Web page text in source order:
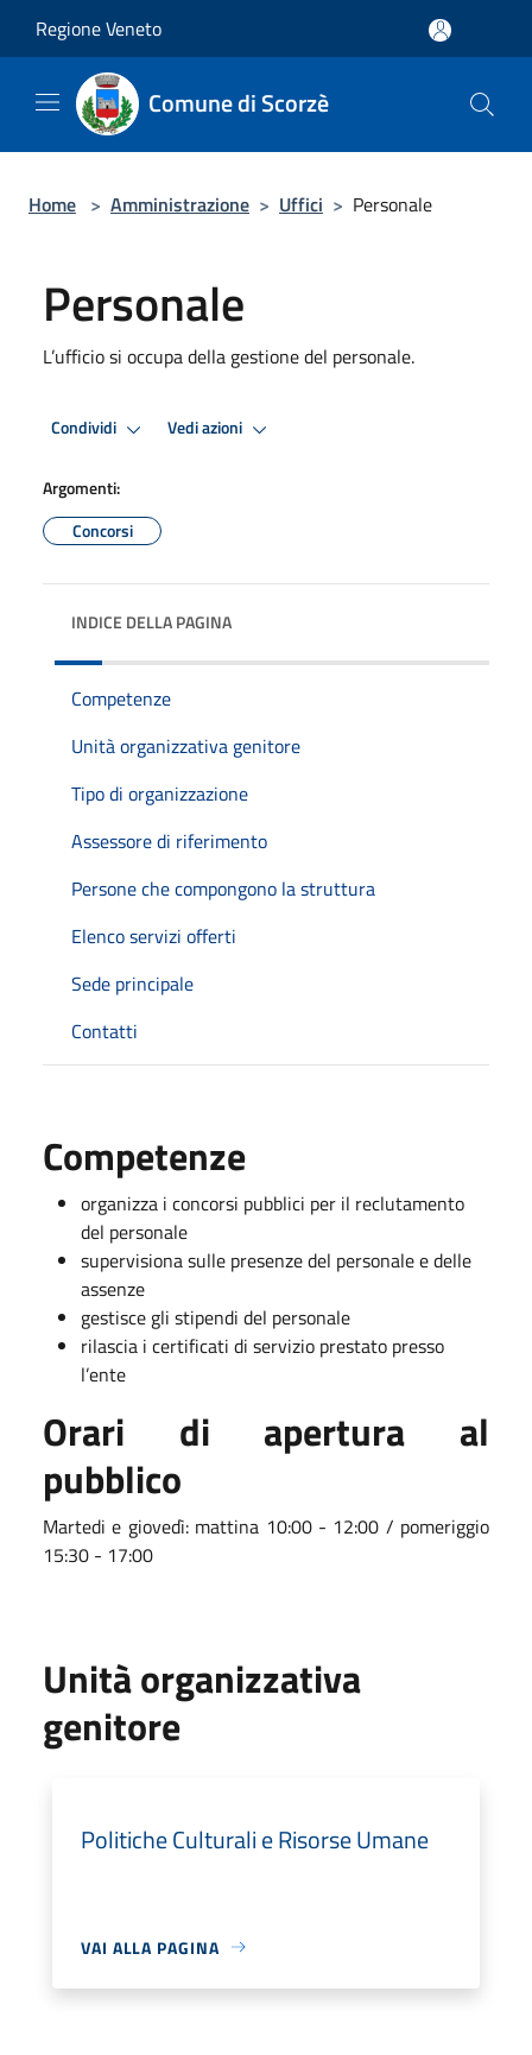
Regione Veneto
Comune di Scorzè
Home > Amministrazione > Uffici > Personale
Personale
L’ufficio si occupa della gestione del personale.
Condividi Vedi azioni
Argomenti:
Concorsi
INDICE DELLA PAGINA
Competenze
Unità organizzativa genitore
Tipo di organizzazione
Assessore di riferimento
Persone che compongono la struttura
Elenco servizi offerti
Sede principale
Contatti
Competenze
organizza i concorsi pubblici per il reclutamento
del personale
supervisiona sulle presenze del personale e delle
assenze
gestisce gli stipendi del personale
rilascia i certificati di servizio prestato presso
l’ente
Orari di apertura al
pubblico
Martedi e giovedì: mattina 10:00 - 12:00 / pomeriggio
15:30 - 17:00
Unità organizzativa
genitore
Politiche Culturali e Risorse Umane
VAI ALLA PAGINA